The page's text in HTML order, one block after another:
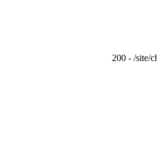
200 - /site/